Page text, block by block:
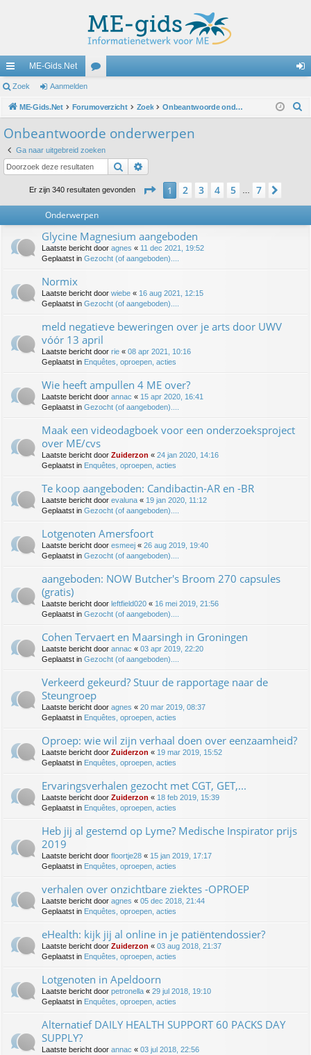
ne
lle
lin
ks
ME-Gids.Net
u
m
s
m
Zoek Aanmelden
ME-Gids.Net Forumoverzicht Zoek Onbeantwoorde onderwerpen
Onbeantwoorde onderwerpen
Ga naar uitgebreid zoeken
Zoek
Er zijn 340 resultaten gevonden Pagina van7
1 2 3 4 5 7
Onderwerpen
Glycine Magnesium aangeboden
Laatste bericht door agnes « 11 dec 2021, 19:52
Geplaatst in Gezocht (of aangeboden)....
Normix
Laatste bericht door wiebe « 16 aug 2021, 12:15
Geplaatst in Gezocht (of aangeboden)....
meld negatieve beweringen over je arts door UWV
vóór 13 april
Laatste bericht door rie « 08 apr 2021, 10:16
Geplaatst in Enquêtes, oproepen, acties
Wie heeft ampullen 4 ME over?
Laatste bericht door annac « 15 apr 2020, 16:41
Geplaatst in Gezocht (of aangeboden)....
Maak een videodagboek voor een onderzoeksproject
over ME/cvs
Laatste bericht door Zuiderzon « 24 jan 2020, 14:16
Geplaatst in Enquêtes, oproepen, acties
Te koop aangeboden: Candibactin-AR en -BR
Laatste bericht door evaluna « 19 jan 2020, 11:12
Geplaatst in Gezocht (of aangeboden)....
Lotgenoten Amersfoort
Laatste bericht door esmeej « 26 aug 2019, 19:40
Geplaatst in Gezocht (of aangeboden)....
aangeboden: NOW Butcher's Broom 270 capsules
(gratis)
Laatste bericht door leftfield020 « 16 mei 2019, 21:56
Geplaatst in Gezocht (of aangeboden)....
Cohen Tervaert en Maarsingh in Groningen
Laatste bericht door annac « 03 apr 2019, 22:20
Geplaatst in Gezocht (of aangeboden)....
Verkeerd gekeurd? Stuur de rapportage naar de
Steungroep
Laatste bericht door agnes « 20 mar 2019, 08:37
Geplaatst in Enquêtes, oproepen, acties
Oproep: wie wil zijn verhaal doen over eenzaamheid?
Laatste bericht door Zuiderzon « 19 mar 2019, 15:52
Geplaatst in Enquêtes, oproepen, acties
Ervaringsverhalen gezocht met CGT, GET,...
Laatste bericht door Zuiderzon « 18 feb 2019, 15:39
Geplaatst in Enquêtes, oproepen, acties
Heb jij al gestemd op Lyme? Medische Inspirator prijs
2019
Laatste bericht door floortje28 « 15 jan 2019, 17:17
Geplaatst in Enquêtes, oproepen, acties
verhalen over onzichtbare ziektes -OPROEP
Laatste bericht door agnes « 05 dec 2018, 21:44
Geplaatst in Enquêtes, oproepen, acties
eHealth: kijk jij al online in je patiëntendossier?
Laatste bericht door Zuiderzon « 03 aug 2018, 21:37
Geplaatst in Enquêtes, oproepen, acties
Lotgenoten in Apeldoorn
Laatste bericht door petronella « 29 jul 2018, 19:10
Geplaatst in Enquêtes, oproepen, acties
Alternatief DAILY HEALTH SUPPORT 60 PACKS DAY
SUPPLY?
Laatste bericht door annac « 03 jul 2018, 22:56